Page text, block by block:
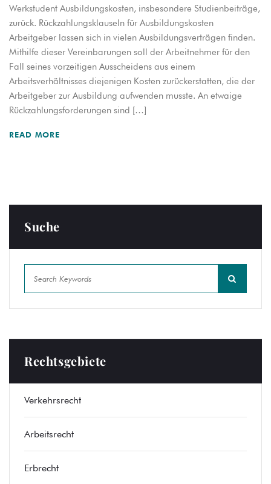
Werkstudent Ausbildungskosten, insbesondere Studienbeiträge,
zurück. Rückzahlungsklauseln für Ausbildungskosten
Arbeitgeber lassen sich in vielen Ausbildungsverträgen finden.
Mithilfe dieser Vereinbarungen soll der Arbeitnehmer für den
Fall seines vorzeitigen Ausscheidens aus einem
Arbeitsverhältnisses diejenigen Kosten zurückerstatten, die der
Arbeitgeber zur Ausbildung aufwenden musste. An etwaige
Rückzahlungsforderungen sind […]
READ MORE
Suche
Rechtsgebiete
Verkehrsrecht
Arbeitsrecht
Erbrecht